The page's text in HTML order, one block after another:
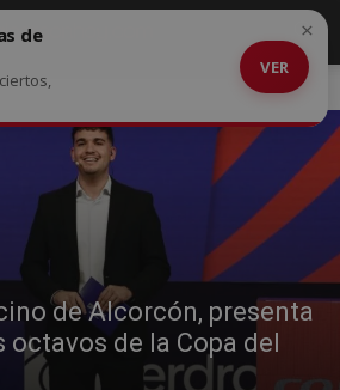
de Alcorcón, presenta
de la Copa del
de
VER
×